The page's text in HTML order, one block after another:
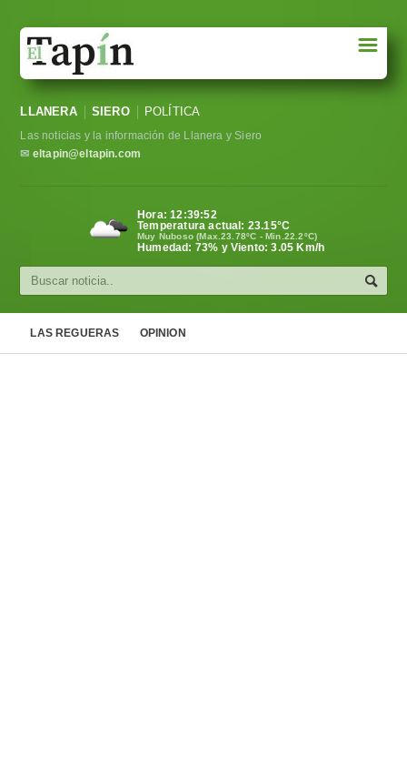
Sociedad
Política
Cultura
☰
LLANERA SIERO POLÍTICA
Las noticias y la información de Llanera y Siero
✉ eltapin@eltapin.com
Hora:12:39:53
Temperatura actual: 23.15°C
Muy Nuboso (Max.23.78ºC - Min.22.2ºC)
Humedad: 73% y Viento: 3.05 Km/h
LAS REGUERAS OPINION